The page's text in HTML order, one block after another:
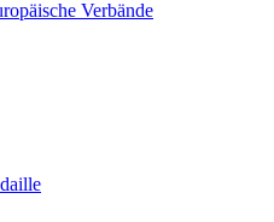
Verbände